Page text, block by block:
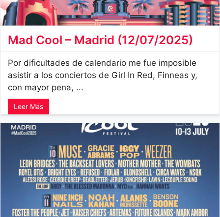
Mad Cool – Madrid (12/07/2025)
Por dificultades de calendario me fue imposible
asistir a los conciertos de Girl In Red, Finneas y,
con mayor pena, ...
Leer Más